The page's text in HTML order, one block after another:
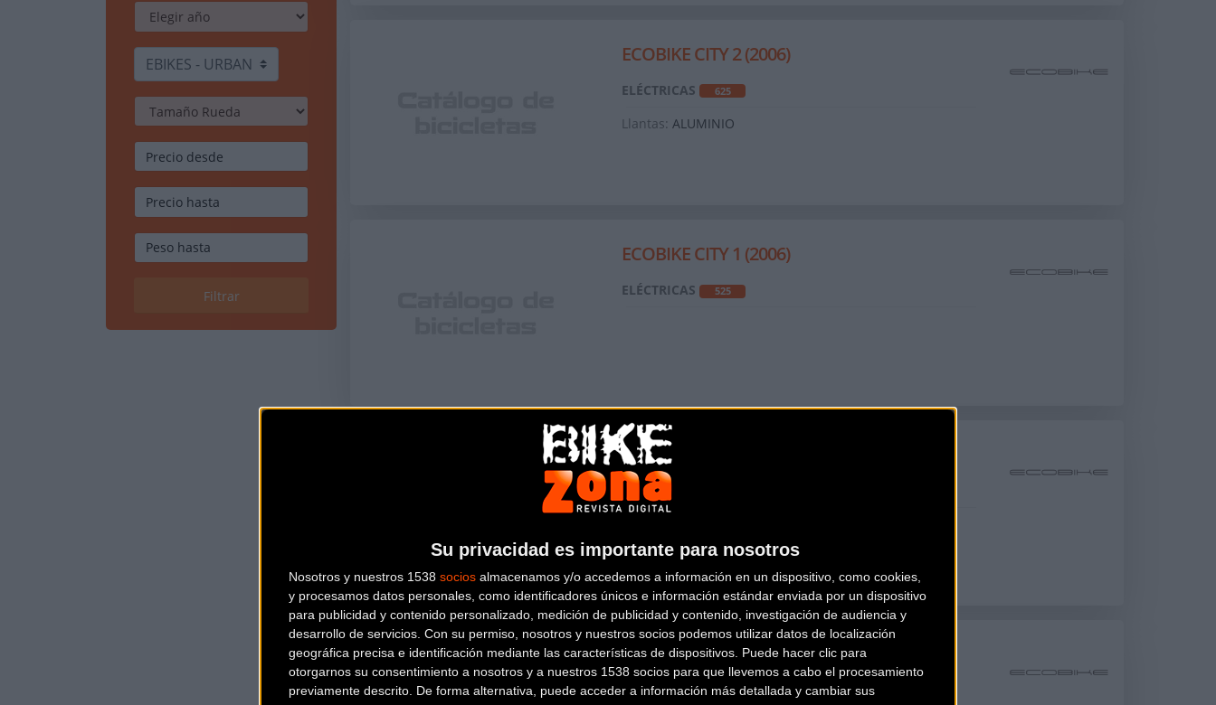
Su privacidad es importante para nosotros
Nosotros y nuestros 1538 socios almacenamos y/o accedemos a información en un dispositivo, como cookies,
y procesamos datos personales, como identificadores únicos e información estándar enviada por un dispositivo
para publicidad y contenido personalizado, medición de publicidad y contenido, investigación de audiencia y
desarrollo de servicios. Con su permiso, nosotros y nuestros socios podemos utilizar datos de localización
geográfica precisa e identificación mediante las características de dispositivos. Puede hacer clic para
otorgarnos su consentimiento a nosotros y a nuestros 1538 socios para que llevemos a cabo el procesamiento
previamente descrito. De forma alternativa, puede acceder a información más detallada y cambiar sus
EBIKES - URBAN
Filtrar
ECOBIKE CITY 2 (2006)
ELÉCTRICAS 625
Llantas: ALUMINIO
ECOBIKE CITY 1 (2006)
ELÉCTRICAS 525
ECOBIKE CITY I /180 W (2006)
ELÉCTRICAS
ECOBIKE PLEGABLE (2006)
ELÉCTRICAS 325